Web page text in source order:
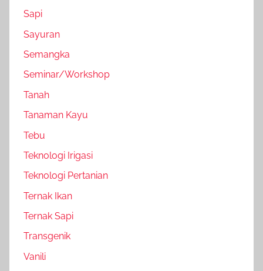
Sapi
Sayuran
Semangka
Seminar/Workshop
Tanah
Tanaman Kayu
Tebu
Teknologi Irigasi
Teknologi Pertanian
Ternak Ikan
Ternak Sapi
Transgenik
Vanili